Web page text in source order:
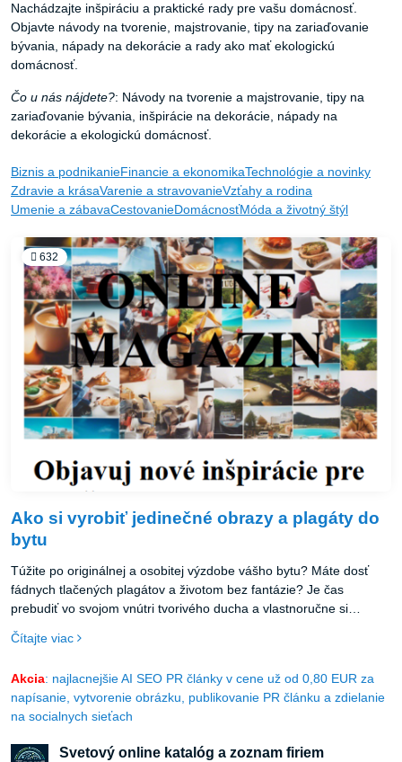
Nachádzajte inšpiráciu a praktické rady pre vašu domácnosť.
Objavte návody na tvorenie, majstrovanie, tipy na zariaďovanie
bývania, nápady na dekorácie a rady ako mať ekologickú
domácnosť.
Čo u nás nájdete?: Návody na tvorenie a majstrovanie, tipy na
zariaďovanie bývania, inšpirácie na dekorácie, nápady na
dekorácie a ekologickú domácnosť.
Biznis a podnikanieFinancie a ekonomikaTechnológie a novinky
Zdravie a krásaVarenie a stravovanieVzťahy a rodina
Umenie a zábavaCestovanieDomácnosťMóda a životný štýl
632
Ako si vyrobiť jedinečné obrazy a plagáty do
bytu
Túžite po originálnej a osobitej výzdobe vášho bytu? Máte dosť
fádnych tlačených plagátov a životom bez fantázie? Je čas
prebudiť vo svojom vnútri tvorivého ducha a vlastnoručne si
týchto 10 skvelých nápadov, ako si môžete vyrobiť jedinečné
Čítajte viac
Akcia: najlacnejšie AI SEO PR články v cene už od 0,80 EUR za
napísanie, vytvorenie obrázku, publikovanie PR článku a zdielanie
na socialnych sieťach
Svetový online katalóg a zoznam firiem